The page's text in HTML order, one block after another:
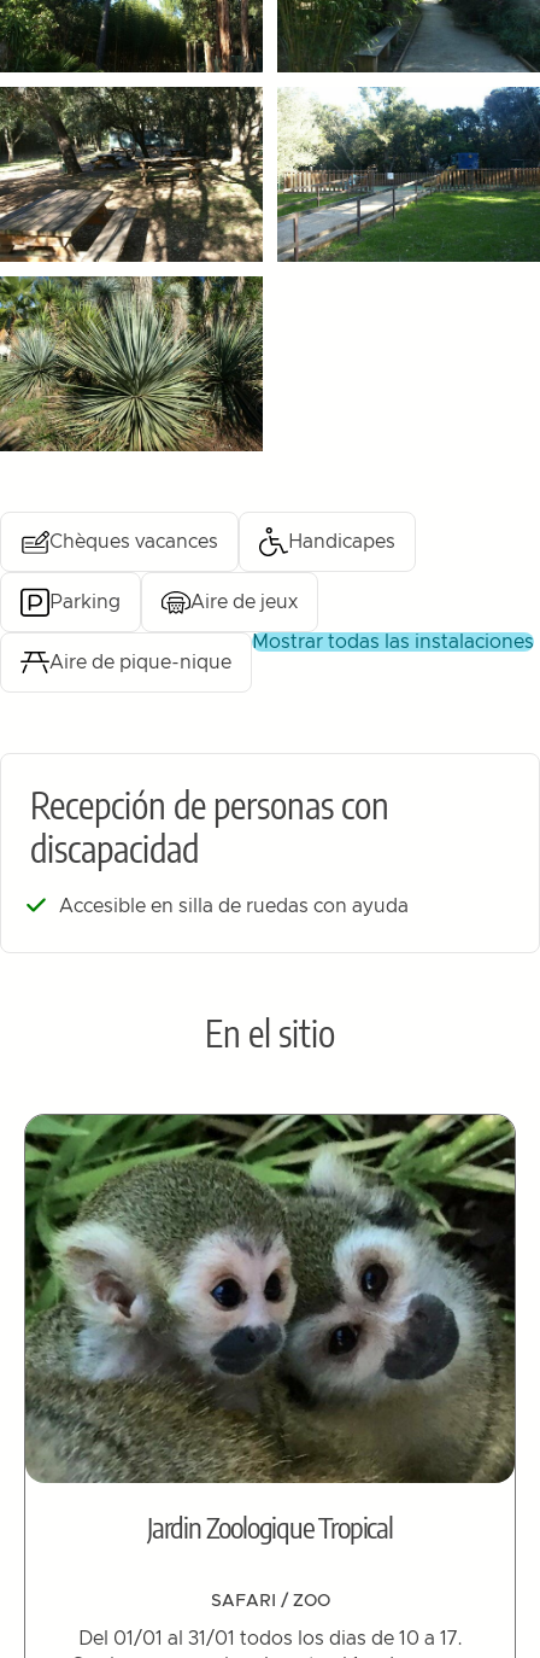
Chèques vacances Handicapes
Parking Aire de jeux
Aire de pique-nique
mostrar todas las instalaciones
Recepción de personas con
discapacidad
Accesible en silla de ruedas con ayuda
En el sitio
Jardin Zoologique Tropical
SAFARI / ZOO
Del 01/01 al 31/01 todos los dias de 10 a 17.